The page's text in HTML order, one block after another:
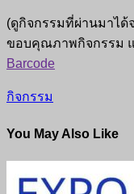
(ดูกิจกรรมที่ผ่านมาได้
ขอบคุณภาพกิจกรรม แ
Barcode
กิจกรรม
You May Also Like